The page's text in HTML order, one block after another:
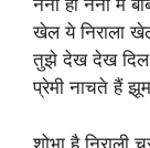
नैनो ही नैनो में
खेल ये निराला
तुझे देख देख दिल
प्रेमी नाचते हैं
शोभा है निराली